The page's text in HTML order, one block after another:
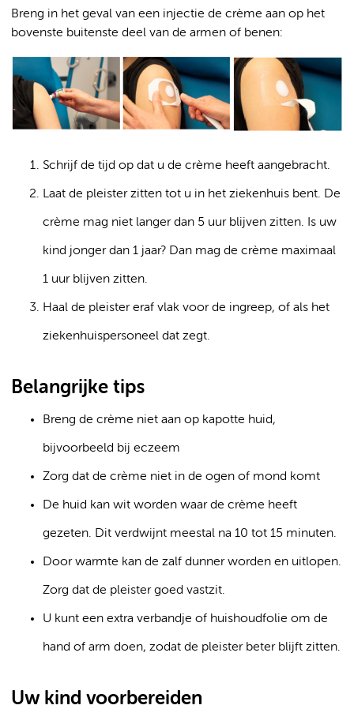
Breng in het geval van een injectie de crème aan op het
bovenste buitenste deel van de armen of benen:
Schrijf de tijd op dat u de crème heeft aangebracht.
Laat de pleister zitten tot u in het ziekenhuis bent. De
crème mag niet langer dan 5 uur blijven zitten. Is uw
kind jonger dan 1 jaar? Dan mag de crème maximaal
1 uur blijven zitten.
Haal de pleister eraf vlak voor de ingreep, of als het
ziekenhuispersoneel dat zegt.
Belangrijke tips
Breng de crème niet aan op kapotte huid,
bijvoorbeeld bij eczeem
Zorg dat de crème niet in de ogen of mond komt
De huid kan wit worden waar de crème heeft
gezeten. Dit verdwijnt meestal na 10 tot 15 minuten.
Door warmte kan de zalf dunner worden en uitlopen.
Zorg dat de pleister goed vastzit.
U kunt een extra verbandje of huishoudfolie om de
hand of arm doen, zodat de pleister beter blijft zitten.
Uw kind voorbereiden